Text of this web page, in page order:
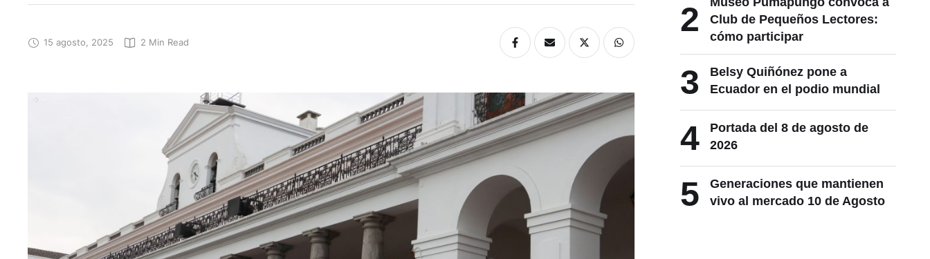
15 agosto, 2025 2 Min Read
2
Club de Pequeños Lectores:
cómo participar
3
Belsy Quiñónez pone a
Ecuador en el podio mundial
4
Portada del 8 de agosto de
2026
5
Generaciones que mantienen
vivo al mercado 10 de Agosto